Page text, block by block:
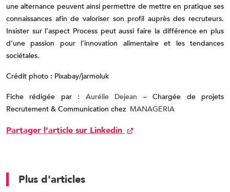
une alternance peuvent ainsi permettre de mettre en pratique ses
connaissances afin de valoriser son profil auprès des recruteurs.
Insister sur l’aspect Process peut aussi faire la différence en plus
d’une passion pour l’innovation alimentaire et les tendances
sociétales.
Crédit photo : Pixabay/jarmoluk
Fiche rédigée par : Aurélie Dejean – Chargée de projets
Recrutement & Communication chez MANAGERIA
Partager l'article sur Linkedin
Plus d'articles